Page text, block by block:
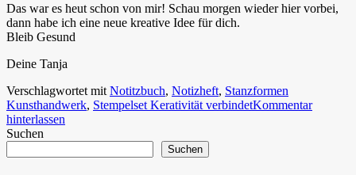
Das war es heut schon von mir! Schau morgen wieder hier vorbei,
dann habe ich eine neue kreative Idee für dich.
Bleib Gesund
Deine Tanja
Verschlagwortet mit Notitzbuch, Notizheft, Stanzformen
Kunsthandwerk, Stempelset Kerativität verbindetKommentar
hinterlassen
Suchen
Suchen